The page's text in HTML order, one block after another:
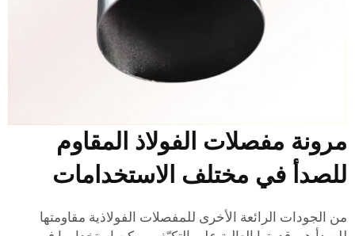
مفصلات الفولاذ المقاوم
في مختلف الاستخدامات
الجودات الرائعة الأخرى للمفصلات الفولاذية مقاومتها